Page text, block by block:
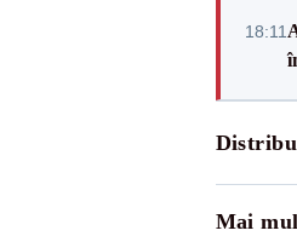
18:11
Mai